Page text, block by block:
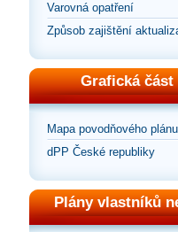
Varovná opatření
Způsob zajištění
Grafická část
Mapa povodňového
dPP České republiky
Plány vlastníků